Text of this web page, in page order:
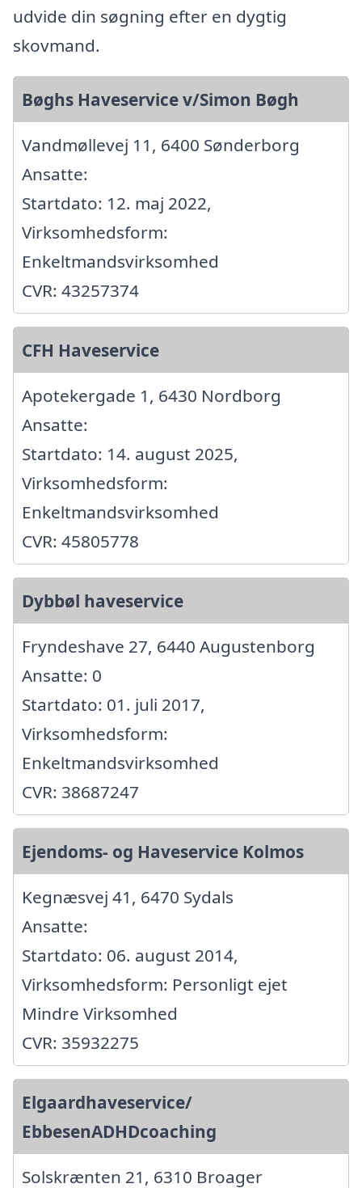
udvide din søgning efter en dygtig
skovmand.
Bøghs Haveservice v/Simon Bøgh
Vandmøllevej 11, 6400 Sønderborg
Ansatte:
Startdato: 12. maj 2022,
Virksomhedsform:
Enkeltmandsvirksomhed
CVR: 43257374
CFH Haveservice
Apotekergade 1, 6430 Nordborg
Ansatte:
Startdato: 14. august 2025,
Virksomhedsform:
Enkeltmandsvirksomhed
CVR: 45805778
Dybbøl haveservice
Fryndeshave 27, 6440 Augustenborg
Ansatte: 0
Startdato: 01. juli 2017,
Virksomhedsform:
Enkeltmandsvirksomhed
CVR: 38687247
Ejendoms- og Haveservice Kolmos
Kegnæsvej 41, 6470 Sydals
Ansatte:
Startdato: 06. august 2014,
Virksomhedsform: Personligt ejet
Mindre Virksomhed
CVR: 35932275
Elgaardhaveservice/
EbbesenADHDcoaching
Solskrænten 21, 6310 Broager